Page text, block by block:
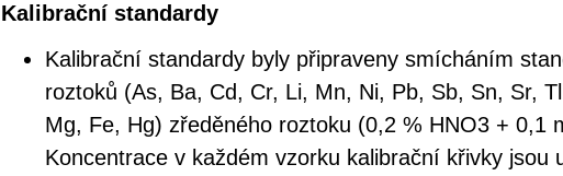
Kalibrační standardy
Kalibrační standardy byly připraveny smícháním
roztoků (As, Ba, Cd, Cr, Li, Mn, Ni, Pb, Sb, Sn, Sr,
Mg, Fe, Hg) zředěného roztoku (0,2 % HNO3 + 0,1
Koncentrace v každém vzorku kalibrační křivky jsou